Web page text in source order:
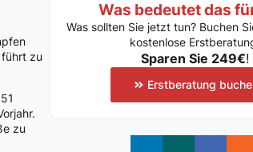
zu
zu
Was bedeutet das
Was sollten Sie jetzt tun? Buchen
kostenlose
Sparen Sie 249€!
Erstberatung